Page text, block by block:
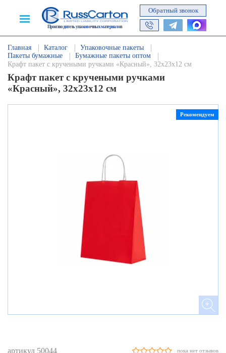
Производитель упаковочных материалов
Обратный звонок
Главная Каталог
Упаковочные пакеты
Пакеты бумажные
Бумажные пакеты оптом
Крафт пакет с кручеными ручками «Красный», 32х23х12 см
Крафт пакет с кручеными ручками
«Красный», 32х23х12 см
Рекомендуем
артикул 50044 пока нет отзывов